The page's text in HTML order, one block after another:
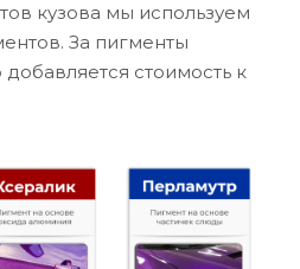
кузова мы используем
За пигменты
стоимость к